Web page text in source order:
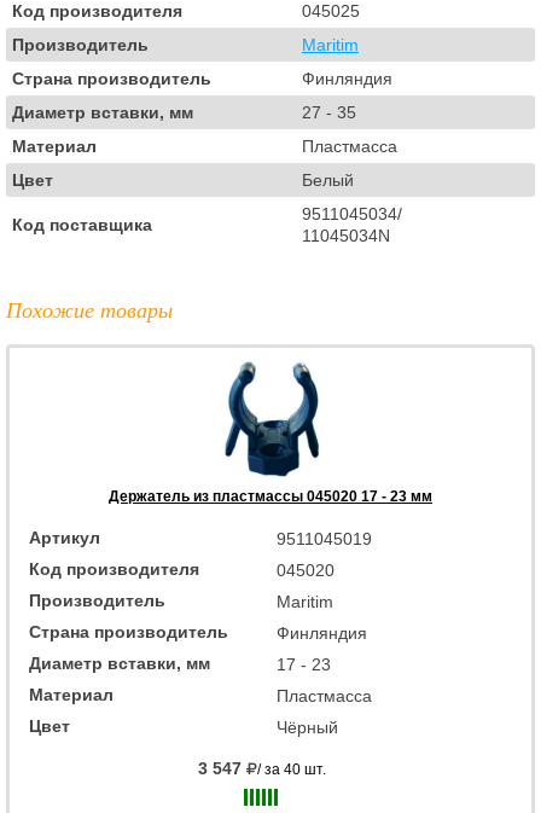
Код производителя
045025
Производитель
Maritim
Страна производитель
Финляндия
Диаметр вставки, мм
27 - 35
Материал
Пластмасса
Цвет
Белый
Код поставщика
9511045034/
11045034N
Похожие товары
Держатель из пластмассы 045020 17 - 23 мм
Артикул
9511045019
Код производителя
045020
Производитель
Maritim
Страна производитель
Финляндия
Диаметр вставки, мм
17 - 23
Материал
Пластмасса
Цвет
Чёрный
3 547 / за 40 шт.